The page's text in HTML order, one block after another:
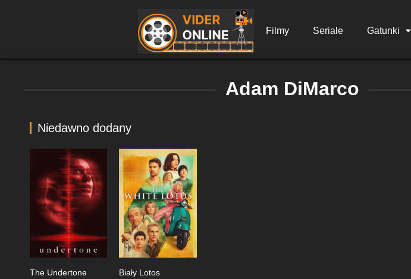
Filmy Seriale Gatunki
Adam DiMarco
Niedawno dodany
The Undertone Biały Lotos